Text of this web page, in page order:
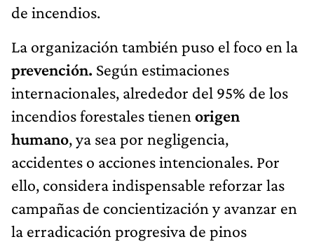
de incendios.
La organización también puso el foco en la
prevención. Según estimaciones
internacionales, alrededor del 95% de los
incendios forestales tienen origen
humano, ya sea por negligencia,
accidentes o acciones intencionales. Por
ello, considera indispensable reforzar las
campañas de concientización y avanzar en
la erradicación progresiva de pinos